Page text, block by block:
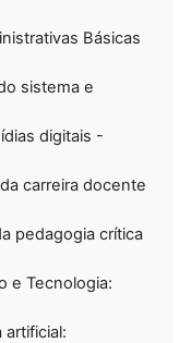
Básicas
sistema e
digitais -
carreira docente
pedagogia crítica
e Tecnologia:
artificial: